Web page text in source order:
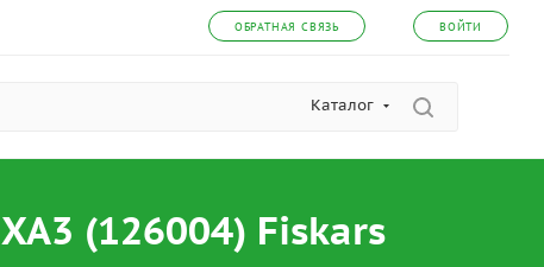
ОБРАТНАЯ СВЯЗЬ ВОЙТИ
Каталог
(126004) Fiskars